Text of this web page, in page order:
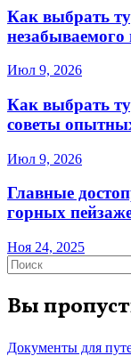
Как выбрать
незабываемого
Июл 9, 2026
Как выбрать
советы
Июл 9, 2026
Главные
горных
Ноя 24, 2025
Вы
Документы для